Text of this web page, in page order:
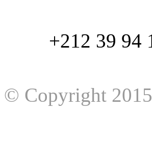
هاتف : 90/88 32 94 39 212+ فاكس : 11 19 94 39 212+
© Copyright 2015